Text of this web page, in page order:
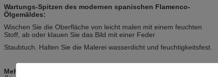
Wartungs-Spitzen des modernen spanischen Flamenco-
Ölgemäldes:
Wischen Sie die Oberfläche von leicht malen mit einem feuchten
Stoff, ab oder klauen Sie das Bild mit einer Feder
Staubtuch. Halten Sie die Malerei wasserdicht und feuchtigkeitsfest.
Mehr Szenenbericht des modernen spanischen Flamenco-